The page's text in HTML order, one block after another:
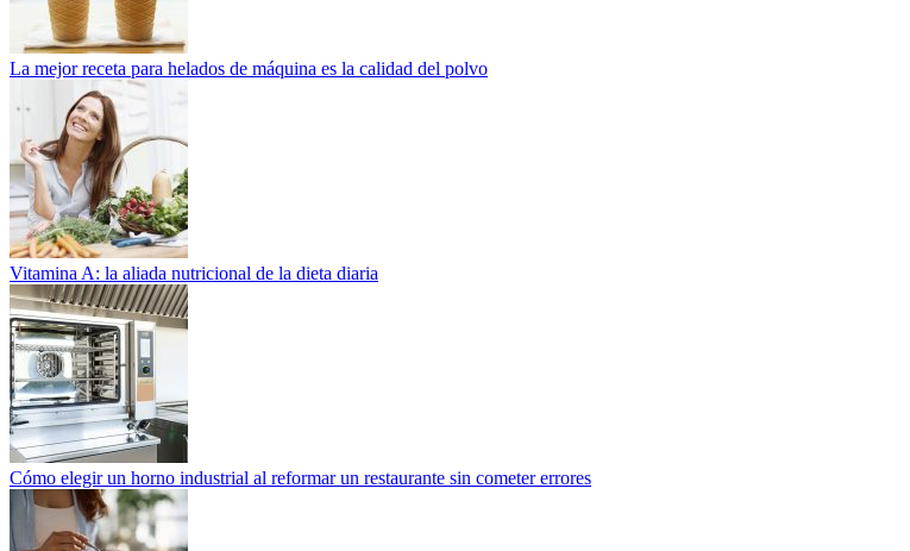
La mejor receta para helados de máquina es la calidad del polvo
Vitamina A: la aliada nutricional de la dieta diaria
Cómo elegir un horno industrial al reformar un restaurante sin cometer errores